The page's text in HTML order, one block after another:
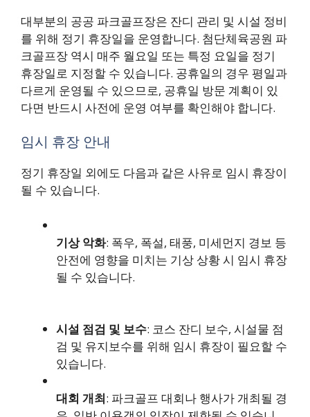
대부분의 공공 파크골프장은 잔디 관리 및 시설 정비
를 위해 정기 휴장일을 운영합니다. 첨단체육공원 파
크골프장 역시 매주 월요일 또는 특정 요일을 정기
휴장일로 지정할 수 있습니다. 공휴일의 경우 평일과
다르게 운영될 수 있으므로, 공휴일 방문 계획이 있
다면 반드시 사전에 운영 여부를 확인해야 합니다.
임시 휴장 안내
정기 휴장일 외에도 다음과 같은 사유로 임시 휴장이
될 수 있습니다.
기상 악화: 폭우, 폭설, 태풍, 미세먼지 경보 등
안전에 영향을 미치는 기상 상황 시 임시 휴장
될 수 있습니다.
시설 점검 및 보수: 코스 잔디 보수, 시설물 점
검 및 유지보수를 위해 임시 휴장이 필요할 수
있습니다.
대회 개최: 파크골프 대회나 행사가 개최될 경